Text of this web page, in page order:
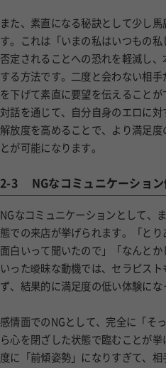
また、素直になる秘訣として少し
す。これは「いまの私はいつもの私
否定されることへの恐れを軽減し、
する方法です。二度と会わない相
を下げて素直に要望を伝えること
対話を通じて、自分自身のエロに対
解放度を高めることで、より満足度
とが可能になります。
2-3 NGなコミュニケーション
NGなコミュニケーションとして、
態での来店が挙げられます。「と
面白いって聞いたので」「なんとか
いった曖昧な動機では、セラピス
ず、結果的に満足度の低い体験にな
感情面でのNGとして、完全に「そ
ら心を閉ざした状態で臨むことが
度に「前傾姿勢」になりすぎて、